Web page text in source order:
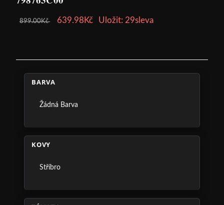
899.00Kč 639.98Kč Uložit: 29sleva
BARVA
Žádná Barva
KOVY
Stříbro